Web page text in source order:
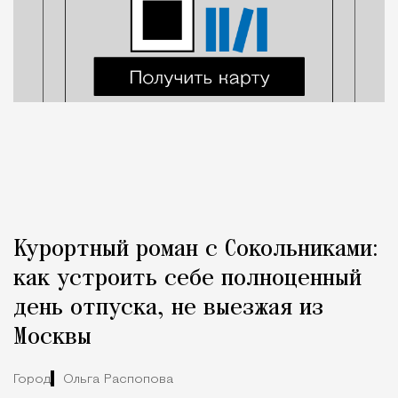
Курортный роман с Сокольниками:
как устроить себе полноценный
день отпуска, не выезжая из
Москвы
Город Ольга Распопова